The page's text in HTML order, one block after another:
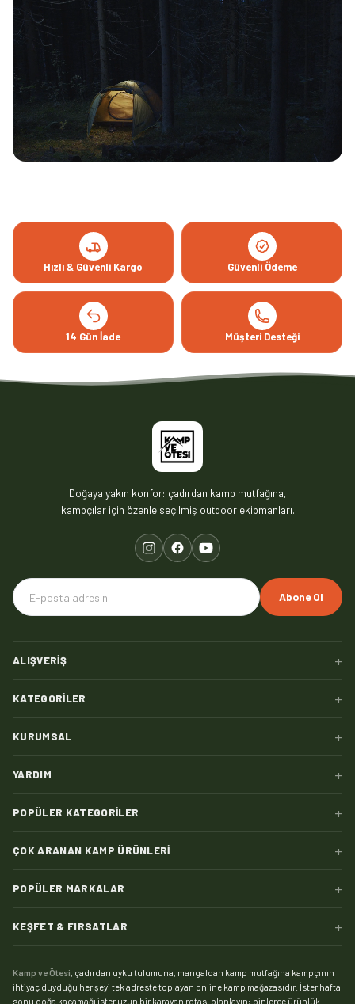
Hızlı & Güvenli Kargo Güvenli Ödeme
14 Gün İade Müşteri Desteği
Doğaya yakın konfor: çadırdan kamp mutfağına,
kampçılar için özenle seçilmiş outdoor ekipmanları.
Abone Ol
ALIŞVERIŞ +
KATEGORILER +
KURUMSAL +
YARDIM +
POPÜLER KATEGORILER +
ÇOK ARANAN KAMP ÜRÜNLERI +
POPÜLER MARKALAR +
KEŞFET & FIRSATLAR +
Kamp ve Ötesi, çadırdan uyku tulumuna, mangaldan kamp mutfağına kampçının
ihtiyaç duyduğu her şeyi tek adreste toplayan online kamp mağazasıdır. İster hafta
sonu doğa kaçamağı ister uzun bir karavan rotası planlayın; binlerce ürünlük